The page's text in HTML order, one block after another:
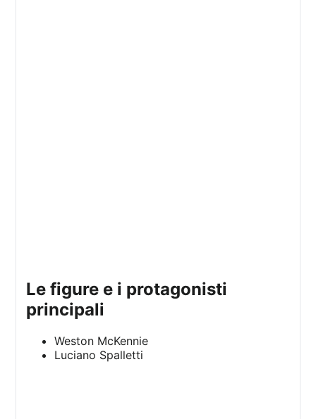
le figure e i protagonisti
principali
Weston McKennie
Luciano Spalletti